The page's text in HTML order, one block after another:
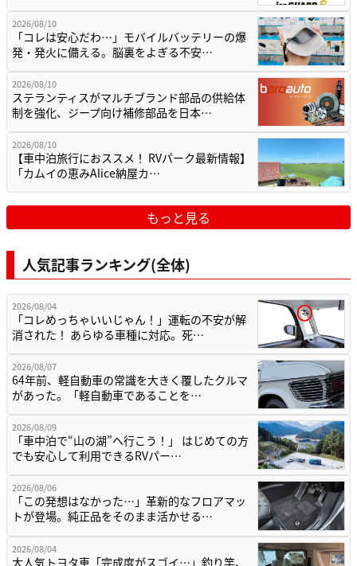
2026/08/10
「コレは安心だわ…」モバイルバッテリーの爆
発・発火に備える。脳裏をよぎる不安…
2026/08/10
ステランティスがマルチブランド部品の供給体
制を強化、ジープ向け補修部品を日本…
2026/08/10
【車中泊旅行におススメ！ RVパーク最新情報】
「カムイの恵みAlice納屋カ…
もっと見る
人気記事ランキング(全体)
2026/08/04
「コレめっちゃいいじゃん！」運転の不安が解
消された！ あらゆる車種に対応。死…
2026/08/07
64年前、軽自動車の常識を大きく覆したクルマ
があった。「軽自動車であることを…
2026/08/09
「車中泊で“山の湖”へ行こう！」 はじめての方
でも安心して利用できるRVパー…
2026/08/06
「この発想はなかった…」革新的なフロアマッ
トが登場。純正品をそのまま活かせる…
2026/08/04
大人気トヨタ車「完成度がスゴイ…」釣り竿、